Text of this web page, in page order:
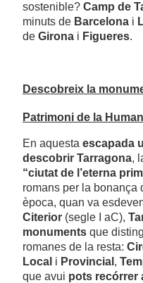
sostenible? Camp de
minuts de Barcelona i
de Girona i Figueres.
Descobreix la
Patrimoni de la
En aquesta escapada
descobrir Tarragona,
“ciutat de l’eterna
romans per la bonança
època, quan va
Citerior (segle I aC),
monuments que
romanes de la resta:
Local i Provincial ,
que avui pots recórrer